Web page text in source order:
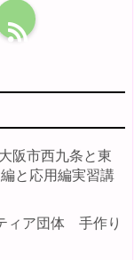
阪市西九条と東
と応用編実習講
ィア団体 手作り